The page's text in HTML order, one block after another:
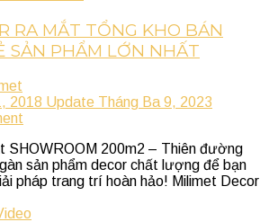
RA MẮT TỔNG KHO BÁN
SẢN PHẨM LỚN NHẤT
2018 Update Tháng Ba 9, 2023
SHOWROOM 200m2 – Thiên đường
sản phẩm decor chất lượng để bạn
pháp trang trí hoàn hảo! Milimet Decor